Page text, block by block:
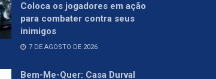
Coloca os jogadores em ação
para combater contra seus
inimigos
7 DE AGOSTO DE 2026
Bem-Me-Quer: Casa Durval